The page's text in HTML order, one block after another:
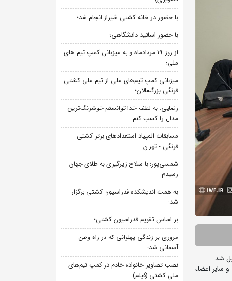
شد.
سایر اعضاء
با حضور در خانه کشتی شیراز انجام شد؛
با حضور اساتید دانشگاهی؛
از روز 19 مردادماه و به میزبانی کمپ تیم های
ملی؛
میزبانی کمپ تیم‌های ملی از تیم ملی کشتی
فرنگی بزرگسالان؛
رضایی: به لطف خدا توانستم خوشرنگ‌ترین
مدال را کسب کنم
مسابقات المپیاد استعدادهای برتر کشتی
فرنگی - تهران
شمسی‌پور: با سلاح زیرگیری به طلای جهان
رسیدم
به همت اندیشکده فدراسیون کشتی برگزار
شد؛
بر اساس تقویم فدراسیون کشتی؛
مروری بر زندگی پهلوانی که در راه وطن
آسمانی شد؛
نصب تصاویر خانواده خادم در کمپ تیم‌های
ملی کشتی (فیلم)